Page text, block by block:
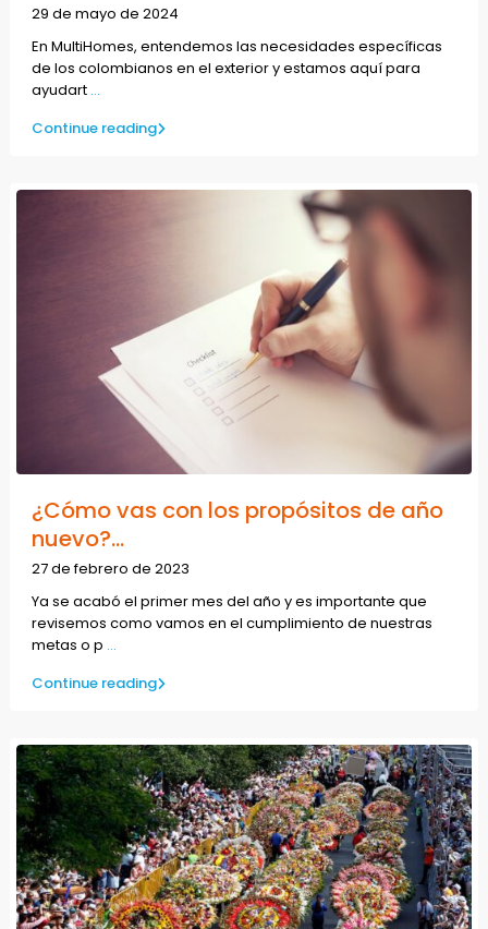
29 de mayo de 2024
En MultiHomes, entendemos las necesidades específicas
de los colombianos en el exterior y estamos aquí para
ayudart ...
Continue reading
¿Cómo vas con los propósitos de año
nuevo?...
27 de febrero de 2023
Ya se acabó el primer mes del año y es importante que
revisemos como vamos en el cumplimiento de nuestras
metas o p ...
Continue reading